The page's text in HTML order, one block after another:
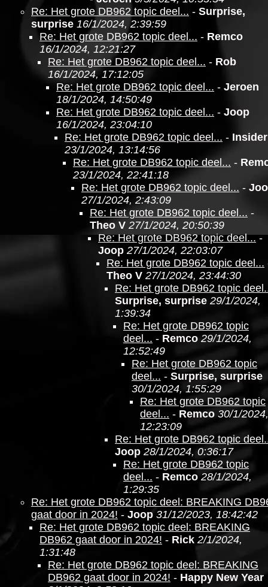
Re: Het grote DB962 topic deel... - Surprise,
surprise 16/1/2024, 2:39:59
Re: Het grote DB962 topic deel... - Remco
16/1/2024, 12:21:27
Re: Het grote DB962 topic deel... - Rob
16/1/2024, 17:12:05
Re: Het grote DB962 topic deel... - Jeroen
18/1/2024, 14:50:49
Re: Het grote DB962 topic deel... - Joop
16/1/2024, 23:04:10
Re: Het grote DB962 topic deel... - Insider
23/1/2024, 13:14:56
Re: Het grote DB962 topic deel... -
23/1/2024, 22:41:18
Re: Het grote DB962 topic deel... -
27/1/2024, 2:43:09
Re: Het grote DB962 topic deel... -
Theo V 27/1/2024, 20:50:39
Re: Het grote DB962 topic deel...-
Joop 27/1/2024, 22:03:07
Re: Het grote DB962 topic deel...
Theo V 27/1/2024, 23:44:30
Re: Het grote DB962 topic
Surprise, surprise 29/1/2024,
1:39:34
Re: Het grote DB962 topic
deel... - Remco 29/1/2024,
12:52:49
Re: Het grote DB962 topic
deel... - Surprise, surprise
30/1/2024, 1:55:29
Re: Het grote DB962 topic
deel... - Remco 30/1/2024,
12:23:09
Re: Het grote DB962 topic
Joop 28/1/2024, 0:36:17
Re: Het grote DB962 topic
deel... - Remco 28/1/2024,
1:29:35
Re: Het grote DB962 topic deel: BREAKING
gaat door in 2024! - Joop 31/12/2023, 18:42:42
Re: Het grote DB962 topic deel: BREAKING
DB962 gaat door in 2024! - Rick 2/1/2024,
1:31:48
Re: Het grote DB962 topic deel: BREAKING
DB962 gaat door in 2024! - Happy New Year